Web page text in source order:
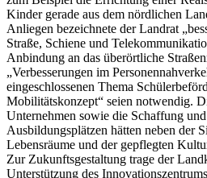
Kinder gerade aus dem nördlichen
Anliegen bezeichnete der Landrat
Straße, Schiene und
Anbindung an das überörtliche
„Verbesserungen im
eingeschlossenen Thema
Mobilitätskonzept“ seien notwendig.
Unternehmen sowie die Schaffung
Ausbildungsplätzen hätten neben der
Lebensräume und der gepflegten
Zur Zukunftsgestaltung trage der
Unterstützung des